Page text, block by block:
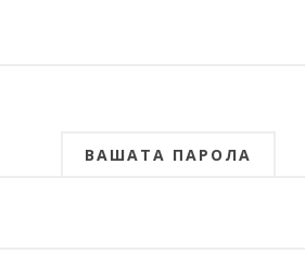
ВАШАТА ПАРОЛА